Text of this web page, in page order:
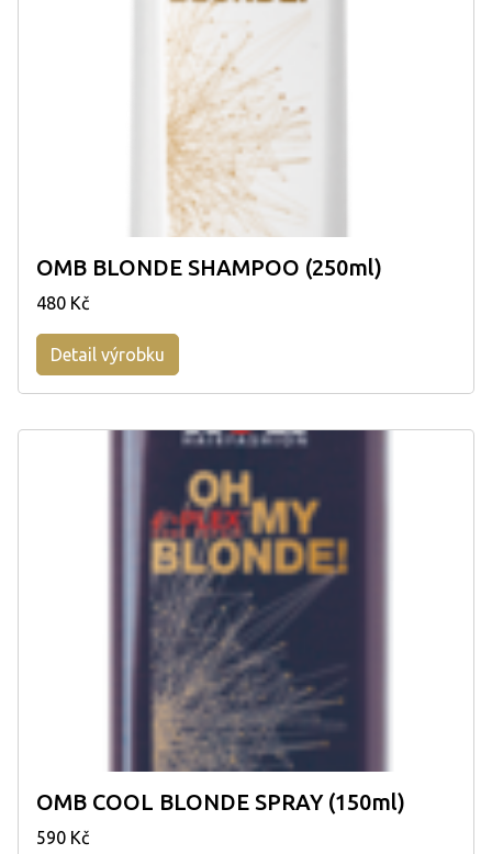
OMB BLONDE SHAMPOO (250ml)
480 Kč
Detail výrobku
OMB COOL BLONDE SPRAY (150ml)
590 Kč